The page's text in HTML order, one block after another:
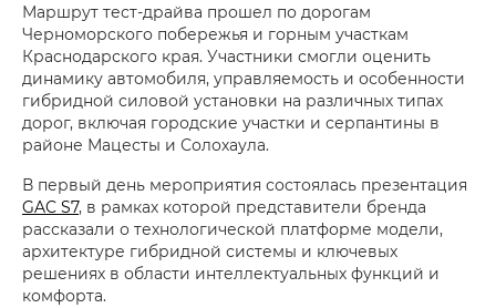
Маршрут тест-драйва прошел по дорогам
Черноморского побережья и горным участкам
Краснодарского края. Участники смогли оценить
динамику автомобиля, управляемость и особенности
гибридной силовой установки на различных типах
дорог, включая городские участки и серпантины в
районе Мацесты и Солохаула.
В первый день мероприятия состоялась презентация
GAC S7, в рамках которой представители бренда
рассказали о технологической платформе модели,
архитектуре гибридной системы и ключевых
решениях в области интеллектуальных функций и
комфорта.